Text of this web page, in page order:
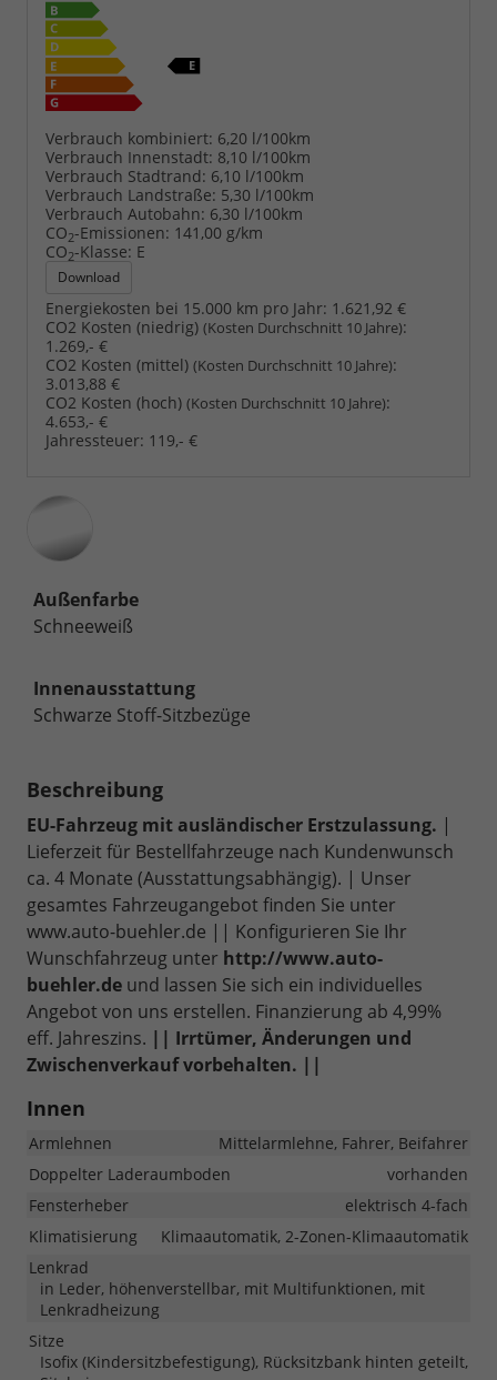
Verbrauch kombiniert: 6,20 l/100km
Verbrauch Innenstadt: 8,10 l/100km
Verbrauch Stadtrand: 6,10 l/100km
Verbrauch Landstraße: 5,30 l/100km
Verbrauch Autobahn: 6,30 l/100km
CO2-Emissionen: 141,00 g/km
CO2-Klasse: E
Download
Energiekosten bei 15.000 km pro Jahr: 1.621,92 €
CO2 Kosten (niedrig) (Kosten Durchschnitt 10 Jahre):
1.269,- €
CO2 Kosten (mittel) (Kosten Durchschnitt 10 Jahre):
3.013,88 €
CO2 Kosten (hoch) (Kosten Durchschnitt 10 Jahre):
4.653,- €
Jahressteuer: 119,- €
Außenfarbe
Schneeweiß
Innenausstattung
Schwarze Stoff-Sitzbezüge
Beschreibung
EU-Fahrzeug mit ausländischer Erstzulassung. |
Lieferzeit für Bestellfahrzeuge nach Kundenwunsch
ca. 4 Monate (Ausstattungsabhängig). | Unser
gesamtes Fahrzeugangebot finden Sie unter
www.auto-buehler.de || Konfigurieren Sie Ihr
Wunschfahrzeug unter http://www.auto-
buehler.de und lassen Sie sich ein individuelles
Angebot von uns erstellen. Finanzierung ab 4,99%
eff. Jahreszins. || Irrtümer, Änderungen und
Zwischenverkauf vorbehalten. ||
Innen
Armlehnen
Mittelarmlehne, Fahrer, Beifahrer
Doppelter Laderaumboden
vorhanden
Fensterheber
elektrisch 4-fach
Klimatisierung
Klimaautomatik, 2-Zonen-Klimaautomatik
Lenkrad
in Leder, höhenverstellbar, mit Multifunktionen, mit
Lenkradheizung
Sitze
Isofix (Kindersitzbefestigung), Rücksitzbank hinten geteilt,